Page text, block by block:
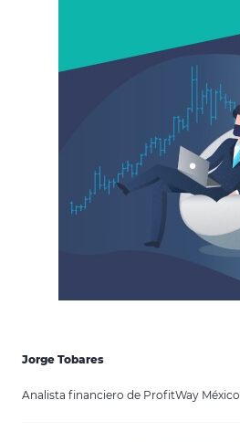
Jorge Tobares
Analista financiero de ProfitWay México